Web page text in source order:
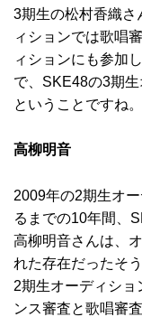
3期生の松村香織
ィションでは歌唱
ィションにも参加
で、SKE48の3期
ということですね。
高柳明音
2009年の2期生オ
るまでの10年間、
高柳明音さんは、
れた存在だったそう
2期生オーディシ
ンス審査と歌唱審